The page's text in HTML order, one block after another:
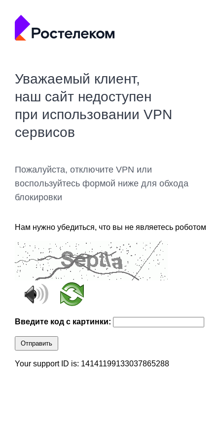
Уважаемый клиент,
наш сайт недоступен
при использовании VPN
сервисов
Пожалуйста, отключите VPN или
воспользуйтесь формой ниже для обхода
блокировки
Нам нужно убедиться, что вы не являетесь роботом
Введите код с картинки:
Отправить
Your support ID is: 14141199133037865288